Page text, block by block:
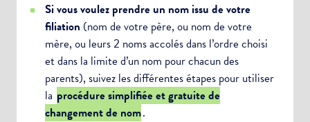
Si vous voulez prendre un nom issu de votre
filiation (nom de votre père, ou nom de votre
mère, ou leurs 2 noms accolés dans l’ordre choisi
et dans la limite d’un nom pour chacun des
parents), suivez les différentes étapes pour utiliser
la procédure simplifiée et gratuite de
changement de nom.